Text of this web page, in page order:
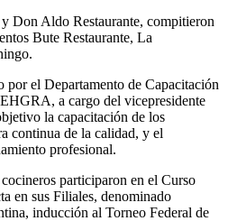
Don Aldo Restaurante, compitieron
Bute Restaurante, La
por el Departamento de Capacitación
a cargo del vicepresidente
la capacitación de los
continua de la calidad, y el
profesional.
participaron en el Curso
en sus Filiales, denominado
inducción al Torneo Federal de